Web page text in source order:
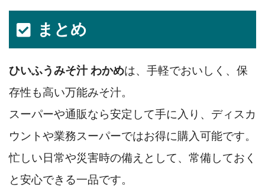
まとめ
ひいふうみそ汁 わかめは、手軽でおいしく、保
存性も高い万能みそ汁。
スーパーや通販なら安定して手に入り、ディスカ
ウントや業務スーパーではお得に購入可能です。
忙しい日常や災害時の備えとして、常備しておく
と安心できる一品です。